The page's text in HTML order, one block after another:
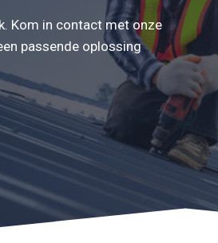
Kom in contact met onze
passende oplossing